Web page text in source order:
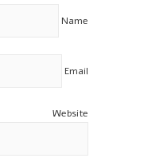
Name
Email
Website